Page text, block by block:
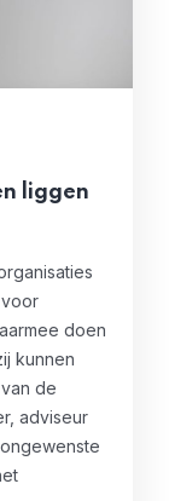
liggen
doen
kunnen
de
adviseur